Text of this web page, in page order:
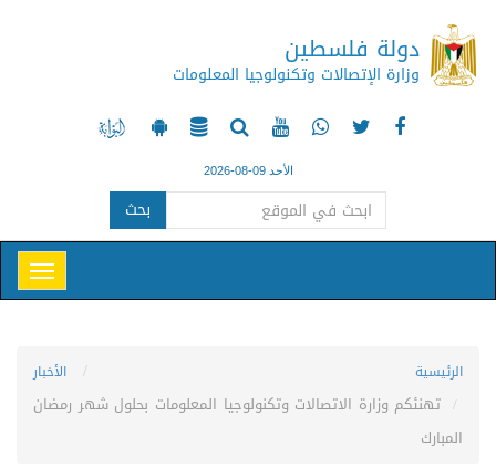
دولة فلسطين
وزارة الإتصالات وتكنولوجيا المعلومات
الأحد 09-08-2026
بحث
الرئيسية الأخبار
تهنئكم وزارة الاتصالات وتكنولوجيا المعلومات بحلول شهر رمضان
المبارك